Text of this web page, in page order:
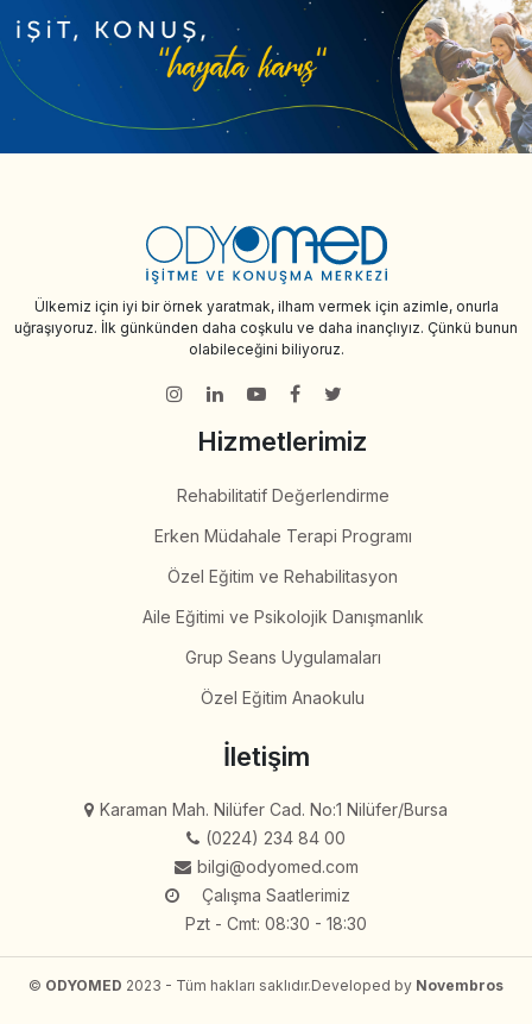
Ülkemiz için iyi bir örnek yaratmak, ilham vermek için azimle, onurla
uğraşıyoruz. İlk günkünden daha coşkulu ve daha inançlıyız. Çünkü bunun
olabileceğini biliyoruz.
Hizmetlerimiz
Rehabilitatif Değerlendirme
Erken Müdahale Terapi Programı
Özel Eğitim ve Rehabilitasyon
Aile Eğitimi ve Psikolojik Danışmanlık
Grup Seans Uygulamaları
Özel Eğitim Anaokulu
İletişim
Karaman Mah. Nilüfer Cad. No:1 Nilüfer/Bursa
(0224) 234 84 00
bilgi@odyomed.com
Çalışma Saatlerimiz
Pzt - Cmt: 08:30 - 18:30
© ODYOMED 2023 - Tüm hakları saklıdır.Developed by Novembros